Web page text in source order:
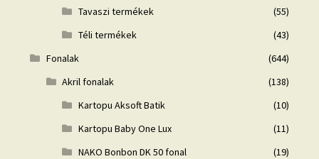
Tavaszi termékek
(55)
Téli termékek
(43)
Fonalak
(644)
Akril fonalak
(138)
Kartopu Aksoft Batik
(10)
Kartopu Baby One Lux
(11)
NAKO Bonbon DK 50 fonal
(19)